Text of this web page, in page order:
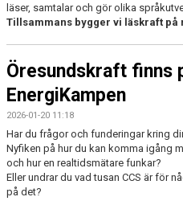
läser, samtalar och gör olika
Tillsammans bygger vi läskraft på
Öresundskraft finns
EnergiKampen
2026-01-20 11:18
Har du frågor och funderingar kring
Nyfiken på hur du kan komma igång
och hur en realtidsmätare funkar?
Eller undrar du vad tusan CCS är för
på det?